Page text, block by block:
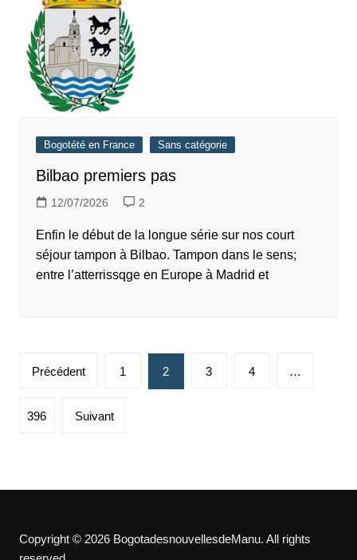
Bogotété en France Sans catégorie
Bilbao premiers pas
12/07/2026 2
Enfin le début de la longue série sur nos court
séjour tampon à Bilbao. Tampon dans le sens;
entre l’atterrissqge en Europe à Madrid et
Pagination
publications
Précédent 1 2 3 4 …
396 Suivant
Copyright © 2026 BogotadesnouvellesdeManu. All rights